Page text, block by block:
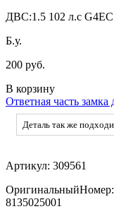
ДВС:1.5 102 л.с
Б.у.
200 руб.
В корзину
Ответная часть
Деталь так же
Артикул: 309561
ОригинальныйНомер:
8135025001